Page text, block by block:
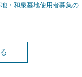
・和泉墓地使用者募集の